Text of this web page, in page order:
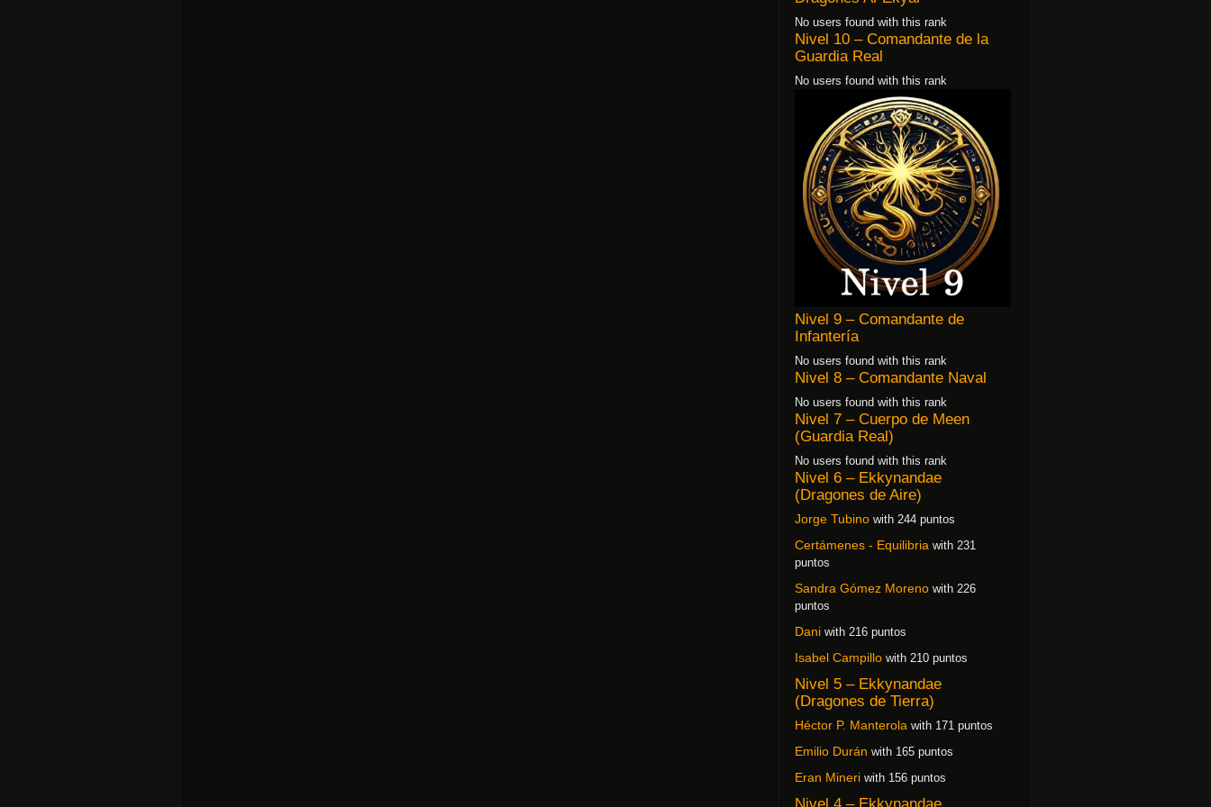
No users found with this rank
Nivel 10 – Comandante de la
Guardia Real
No users found with this rank
Nivel 9 – Comandante de
Infantería
No users found with this rank
Nivel 8 – Comandante Naval
No users found with this rank
Nivel 7 – Cuerpo de Meen
(Guardia Real)
No users found with this rank
Nivel 6 – Ekkynandae
(Dragones de Aire)
Jorge Tubino with 244 puntos
Certámenes - Equilibria with 231
puntos
Sandra Gómez Moreno with 226
puntos
Dani with 216 puntos
Isabel Campillo with 210 puntos
Nivel 5 – Ekkynandae
(Dragones de Tierra)
Héctor P. Manterola with 171 puntos
Emilio Durán with 165 puntos
Eran Mineri with 156 puntos
Nivel 4 – Ekkynandae